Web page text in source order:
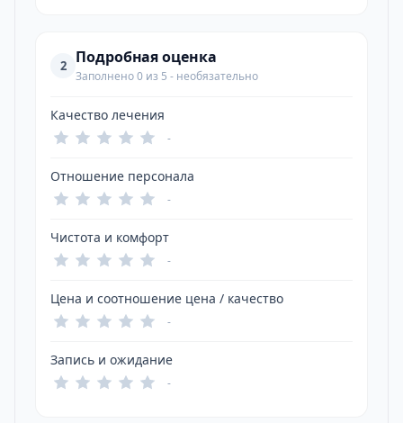
2 Подробная оценка
Заполнено 0 из 5 - необязательно
Качество лечения
-
Отношение персонала
-
Чистота и комфорт
-
Цена и соотношение цена / качество
-
Запись и ожидание
-